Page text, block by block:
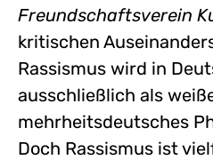
Freundschaftsverein
kritischen
Rassismus wird in
ausschließlich als
mehrheitsdeutsches
Doch Rassismus ist